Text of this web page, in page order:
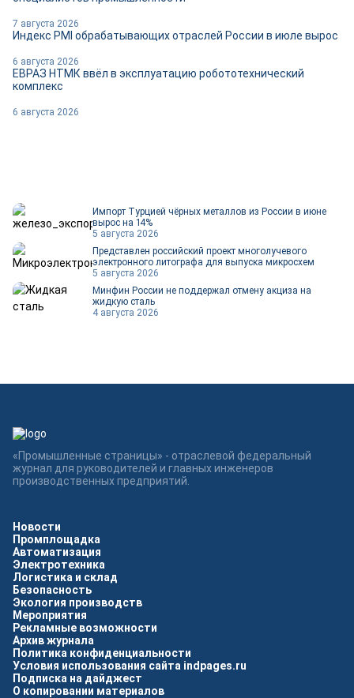
7 августа 2026
Индекс PMI обрабатывающих отраслей России в июле вырос
6 августа 2026
ЕВРАЗ НТМК ввёл в эксплуатацию робототехнический
комплекс
6 августа 2026
Импорт Турцией чёрных металлов из России в июне
вырос на 14%
5 августа 2026
Представлен российский проект многолучевого
электронного литографа для выпуска микросхем
5 августа 2026
Минфин России не поддержал отмену акциза на
жидкую сталь
4 августа 2026
Новости
Промплощадка
Автоматизация
Электротехника
Логистика и склад
Безопасность
Экология производств
Мероприятия
Рекламные возможности
Архив журнала
Политика конфиденциальности
Условия использования сайта indpages.ru
Подписка на дайджест
О копировании материалов
«Промышленные страницы» - отраслевой федеральный
журнал для руководителей и главных инженеров
производственных предприятий.